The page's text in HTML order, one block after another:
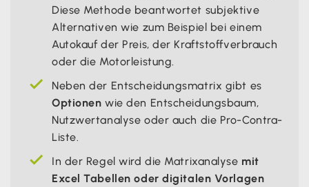
Diese Methode beantwortet subjektive
Alternativen wie zum Beispiel bei einem
Autokauf der Preis, der Kraftstoffverbrauch
oder die Motorleistung.
Neben der Entscheidungsmatrix gibt es
Optionen wie den Entscheidungsbaum,
Nutzwertanalyse oder auch die Pro-Contra-
Liste.
In der Regel wird die Matrixanalyse mit
Excel Tabellen oder digitalen Vorlagen